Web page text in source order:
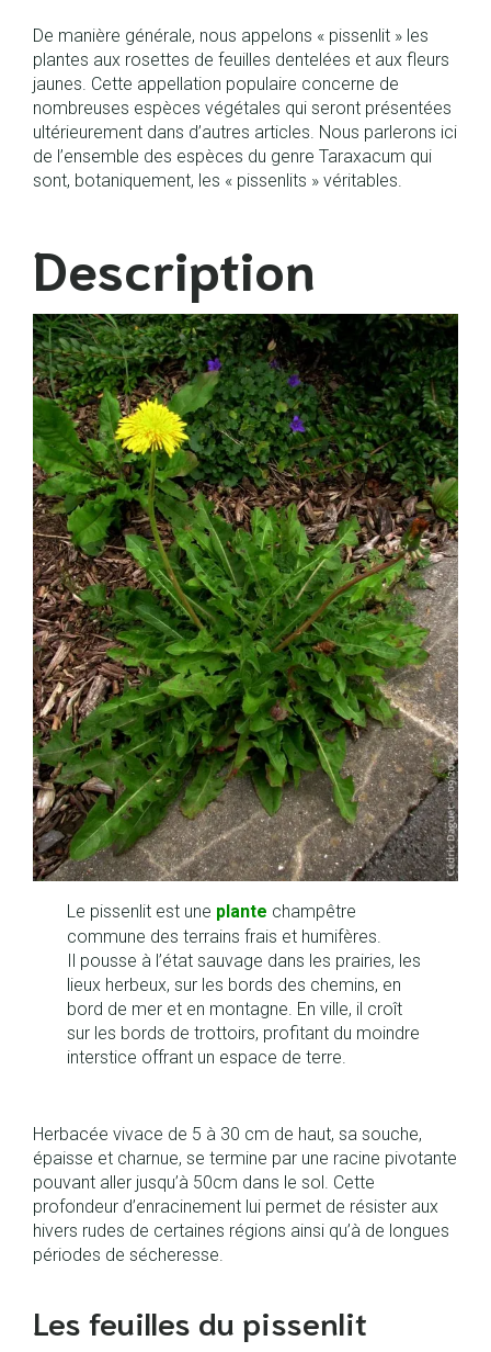
De manière générale, nous appelons « pissenlit » les
plantes aux rosettes de feuilles dentelées et aux fleurs
jaunes. Cette appellation populaire concerne de
nombreuses espèces végétales qui seront présentées
ultérieurement dans d’autres articles. Nous parlerons ici
de l’ensemble des espèces du genre Taraxacum qui
sont, botaniquement, les « pissenlits » véritables.
Description
Le pissenlit est une plante champêtre
commune des terrains frais et humifères.
Il pousse à l’état sauvage dans les prairies, les
lieux herbeux, sur les bords des chemins, en
bord de mer et en montagne. En ville, il croît
sur les bords de trottoirs, profitant du moindre
interstice offrant un espace de terre.
Herbacée vivace de 5 à 30 cm de haut, sa souche,
épaisse et charnue, se termine par une racine pivotante
pouvant aller jusqu’à 50cm dans le sol. Cette
profondeur d’enracinement lui permet de résister aux
hivers rudes de certaines régions ainsi qu’à de longues
périodes de sécheresse.
Les feuilles du pissenlit